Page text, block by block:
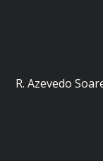
R. Azevedo